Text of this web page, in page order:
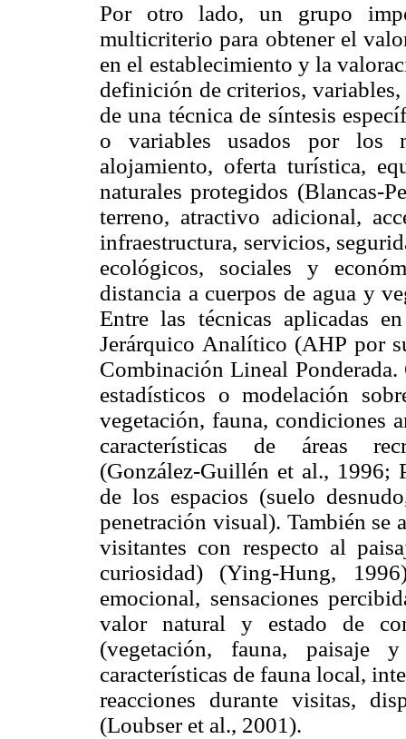
Por otro lado, un grupo
multicriterio para obtener el
en el establecimiento y la
definición de criterios,
de una técnica de síntesis
o variables usados por los
alojamiento, oferta turística,
naturales protegidos (Blancas-
terreno, atractivo adicional,
infraestructura, servicios,
ecológicos, sociales y
distancia a cuerpos de agua y
Entre las técnicas aplicadas
Jerárquico Analítico (AHP por
Combinación Lineal
estadísticos o modelación
vegetación, fauna, condiciones
características de áreas
(González-Guillén et al., 1996;
de los espacios (suelo
penetración visual). También se
visitantes con respecto al
curiosidad) (Ying-Hung,
emocional, sensaciones
valor natural y estado de
(vegetación, fauna, paisaje
características de fauna local,
reacciones durante visitas,
(Loubser et al., 2001).